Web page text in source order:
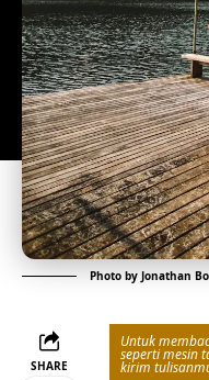
Photo by Jonathan
SHARE
Untuk
seperti mesin
kirim